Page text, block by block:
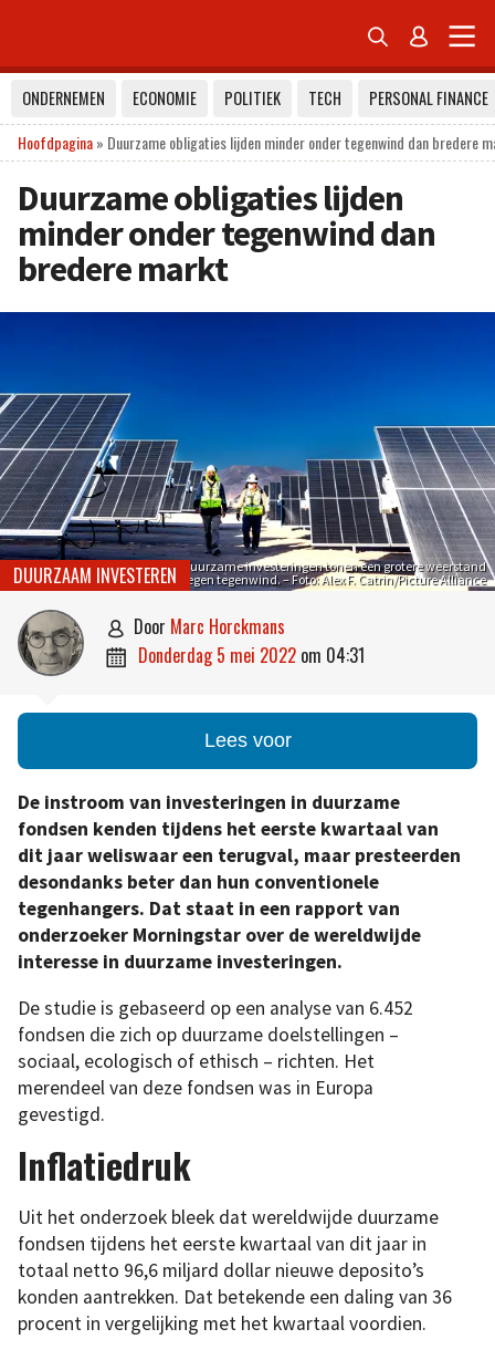
 
ONDERNEMEN ECONOMIE POLITIEK TECH
PERSONAL FINANCE
Hoofdpagina» Duurzame obligaties lijden minder onder tegenwind dan bredere
Duurzame obligaties lijden
minder onder tegenwind dan
bredere markt
Duurzame investeringen tonen een grotere weerstand
tegen tegenwind. – Foto: Alex F. Catrin/Picture Alliance
DUURZAAM INVESTEREN
 door Marc Horckmans
 donderdag 5 mei 2022 om 04:31
Lees voor
De instroom van investeringen in duurzame
fondsen kenden tijdens het eerste kwartaal van
dit jaar weliswaar een terugval, maar presteerden
desondanks beter dan hun conventionele
tegenhangers. Dat staat in een rapport van
onderzoeker Morningstar over de wereldwijde
interesse in duurzame investeringen.
De studie is gebaseerd op een analyse van 6.452
fondsen die zich op duurzame doelstellingen –
sociaal, ecologisch of ethisch – richten. Het
merendeel van deze fondsen was in Europa
gevestigd.
Inflatiedruk
Uit het onderzoek bleek dat wereldwijde duurzame
fondsen tijdens het eerste kwartaal van dit jaar in
totaal netto 96,6 miljard dollar nieuwe deposito’s
konden aantrekken. Dat betekende een daling van 36
procent in vergelijking met het kwartaal voordien.